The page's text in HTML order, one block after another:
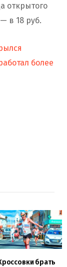
открытого
в 18 руб.
более
брать